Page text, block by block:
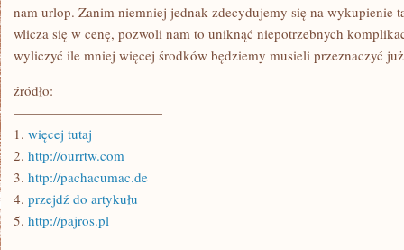
nam urlop. Zanim niemniej jednak zdecydujemy się na wykupienie
wlicza się w cenę, pozwoli nam to uniknąć niepotrzebnych
wyliczyć ile mniej więcej środków będziemy musieli przeznaczyć
źródło:
———————————
1. więcej tutaj
2. http://ourrtw.com
3. http://pachacumac.de
4. przejdź do artykułu
5. http://pajros.pl